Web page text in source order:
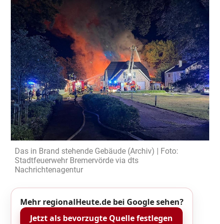
Das in Brand stehende Gebäude (Archiv) | Foto:
Stadtfeuerwehr Bremervörde via dts
Nachrichtenagentur
Mehr regionalHeute.de bei Google sehen?
Jetzt als bevorzugte Quelle festlegen